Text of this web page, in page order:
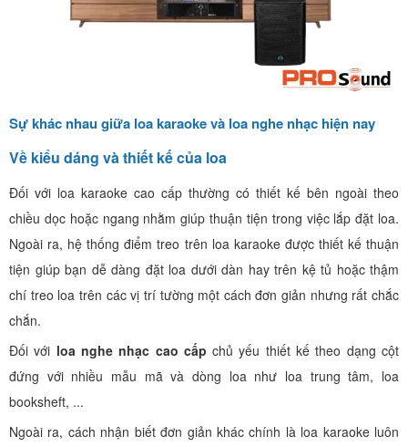
Sự khác nhau giữa loa karaoke và loa nghe nhạc hiện nay
Về kiểu dáng và thiết kế của loa
Đối với loa karaoke cao cấp thường có thiết kế bên ngoài theo
chiều dọc hoặc ngang nhằm giúp thuận tiện trong việc lắp đặt loa.
Ngoài ra, hệ thống điểm treo trên loa karaoke được thiết kế thuận
tiện giúp bạn dễ dàng đặt loa dưới dàn hay trên kệ tủ hoặc thậm
chí treo loa trên các vị trí tường một cách đơn giản nhưng rất chắc
chắn.
Đối với loa nghe nhạc cao cấp chủ yếu thiết kế theo dạng cột
đứng với nhiều mẫu mã và dòng loa như loa trung tâm, loa
booksheft, ...
Ngoài ra, cách nhận biết đơn giản khác chính là loa karaoke luôn